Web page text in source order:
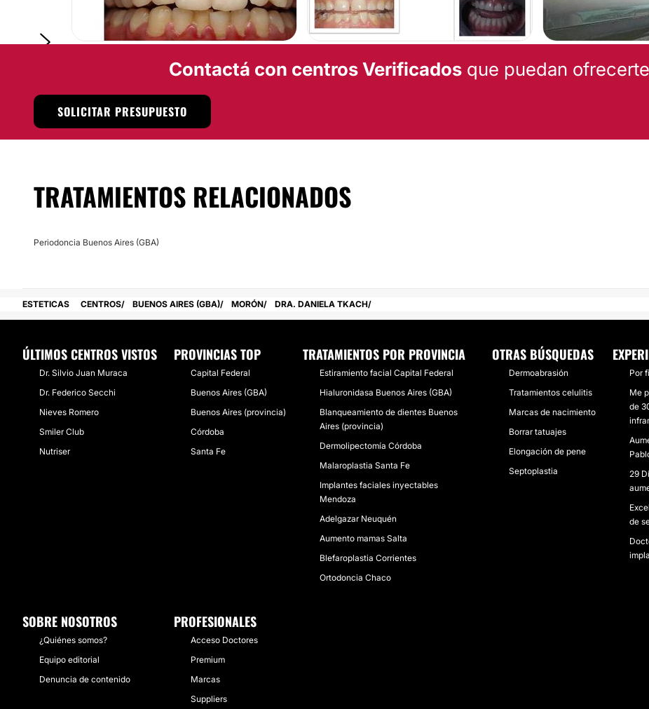
PERIODONCIA
Contactá con centros Verificadosque puedan
SOLICITAR PRESUPUESTO
TRATAMIENTOS RELACIONADOS
Periodoncia Buenos Aires (GBA)
ESTETICAS CENTROS BUENOS AIRES (GBA) MORÓN DRA. DANIELA TKACH
ÚLTIMOS CENTROS VISTOS
Dr. Silvio Juan Muraca
Dr. Federico Secchi
Nieves Romero
Smiler Club
Nutriser
PROVINCIAS TOP
Capital Federal
Buenos Aires (GBA)
Buenos Aires (provincia)
Córdoba
Santa Fe
TRATAMIENTOS POR PROVINCIA
Estiramiento facial Capital Federal
Hialuronidasa Buenos Aires (GBA)
Blanqueamiento de dientes Buenos
Aires (provincia)
Dermolipectomía Córdoba
Malaroplastia Santa Fe
Implantes faciales inyectables
Mendoza
Adelgazar Neuquén
Aumento mamas Salta
Blefaroplastia Corrientes
Ortodoncia Chaco
OTRAS BÚSQUEDAS
Dermoabrasión
Tratamientos celulitis
Marcas de nacimiento
Borrar tatuajes
Elongación de pene
Septoplastia
Por
Me
de
29
de
SOBRE NOSOTROS
¿Quiénes somos?
Equipo editorial
Denuncia de contenido
PROFESIONALES
Acceso Doctores
Premium
Marcas
Suppliers